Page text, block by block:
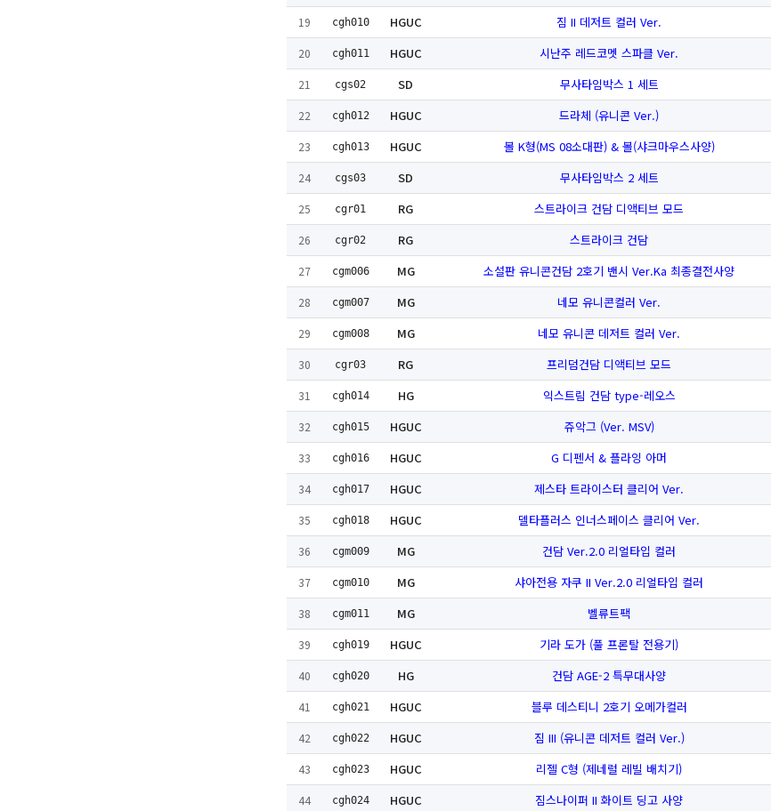
19 cgh010 HGUC 짐 II 데저트 컬러 Ver.
20 cgh011 HGUC 시난주 레드코멧 스파클 Ver.
21 cgs02 SD 무사타임박스 1 세트
22 cgh012 HGUC 드라체 (유니콘 Ver.)
23 cgh013 HGUC 볼 K형(MS 08소대판) & 볼(샤크마우스사양)
24 cgs03 SD 무사타임박스 2 세트
25 cgr01 RG 스트라이크 건담 디액티브 모드
26 cgr02 RG 스트라이크 건담
27 cgm006 MG 소설판 유니콘건담 2호기 밴시 Ver.Ka 최종결전사양
28 cgm007 MG 네모 유니콘컬러 Ver.
29 cgm008 MG 네모 유니콘 데저트 컬러 Ver.
30 cgr03 RG 프리덤건담 디액티브 모드
31 cgh014 HG 익스트림 건담 type-레오스
32 cgh015 HGUC 쥬악그 (Ver. MSV)
33 cgh016 HGUC G 디펜서 & 플라잉 아머
34 cgh017 HGUC 제스타 트라이스터 클리어 Ver.
35 cgh018 HGUC 델타플러스 인너스페이스 클리어 Ver.
36 cgm009 MG 건담 Ver.2.0 리얼타입 컬러
37 cgm010 MG 샤아전용 자쿠 II Ver.2.0 리얼타입 컬러
38 cgm011 MG 벨류트팩
39 cgh019 HGUC 기라 도가 (풀 프론탈 전용기)
40 cgh020 HG 건담 AGE-2 특무대사양
41 cgh021 HGUC 블루 데스티니 2호기 오메가컬러
42 cgh022 HGUC 짐 III (유니콘 데저트 컬러 Ver.)
43 cgh023 HGUC 리젤 C형 (제네럴 레빌 배치기)
44 cgh024 HGUC 짐스나이퍼 II 화이트 딩고 사양